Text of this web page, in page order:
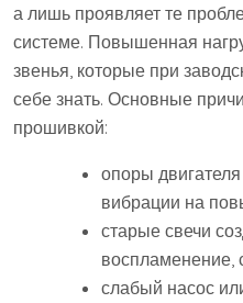
а лишь проявляет те
системе. Повышенная
звенья, которые при
себе знать. Основные
прошивкой:
опоры
вибрации на
старые свечи
воспламенение,
слабый насос